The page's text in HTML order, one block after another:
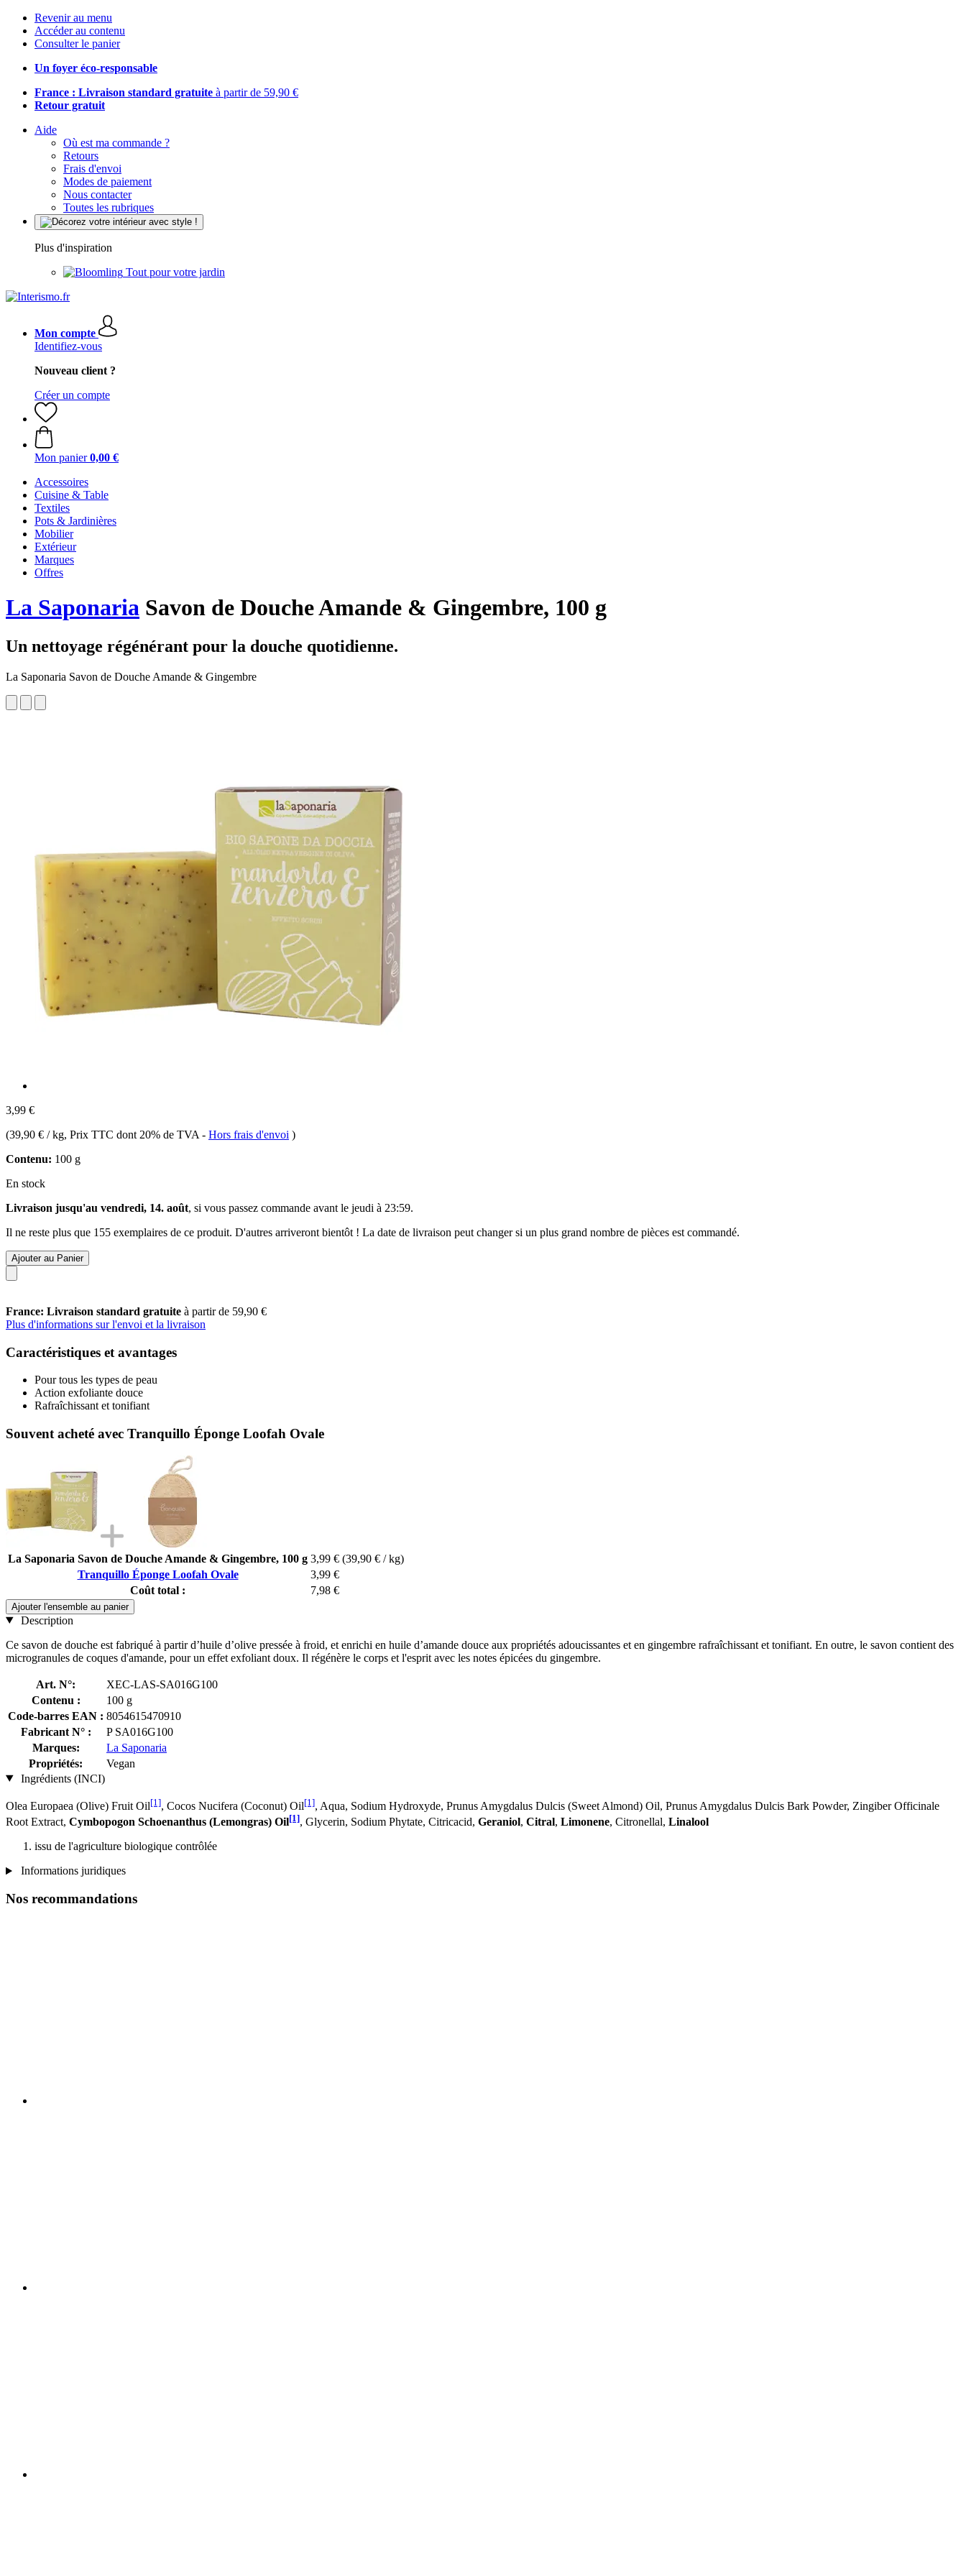
Revenir au menu
Accéder au contenu
Consulter le panier
Un foyer éco-responsable
France : Livraison standard gratuite à partir de 59,90 €
Retour gratuit
Aide
Où est ma commande ?
Retours
Frais d'envoi
Modes de paiement
Nous contacter
Toutes les rubriques
Plus d'inspiration
Tout pour votre jardin
Mon compte
Identifiez-vous
Nouveau client ?
Créer un compte
Mon panier 0,00 €
Accessoires
Cuisine & Table
Textiles
Pots & Jardinières
Mobilier
Extérieur
Marques
Offres
La Saponaria Savon de Douche Amande & Gingembre, 100 g
Un nettoyage régénérant pour la douche quotidienne.
La Saponaria Savon de Douche Amande & Gingembre
3,99 €
(39,90 € / kg, Prix TTC dont 20% de TVA - Hors frais d'envoi )
Contenu: 100 g
En stock
Livraison jusqu'au vendredi, 14. août, si vous passez commande avant le jeudi à 23:59.
Il ne reste plus que 155 exemplaires de ce produit. D'autres arriveront bientôt ! La date de livraison peut changer si un plus grand nombre de pièces est commandé.
Ajouter au Panier
France: Livraison standard gratuite à partir de 59,90 €
Plus d'informations sur l'envoi et la livraison
Caractéristiques et avantages
Pour tous les types de peau
Action exfoliante douce
Rafraîchissant et tonifiant
Souvent acheté avec Tranquillo Éponge Loofah Ovale
La Saponaria Savon de Douche Amande & Gingembre, 100 g 3,99 € (39,90 € / kg)
Tranquillo Éponge Loofah Ovale
3,99 €
Coût total :
7,98 €
Ajouter l'ensemble au panier
Description
Ce savon de douche est fabriqué à partir d’huile d’olive pressée à froid, et enrichi en huile d’amande douce aux propriétés adoucissantes et en gingembre rafraîchissant et tonifiant. En outre, le savon contient des
microgranules de coques d'amande, pour un effet exfoliant doux. Il régénère le corps et l'esprit avec les notes épicées du gingembre.
Art. N°:
XEC-LAS-SA016G100
Contenu :
100 g
Code-barres EAN : 8054615470910
Fabricant N° :
P SA016G100
Marques:
La Saponaria
Propriétés:
Vegan
Ingrédients (INCI)
Olea Europaea (Olive) Fruit Oil[1], Cocos Nucifera (Coconut) Oil[1], Aqua, Sodium Hydroxyde, Prunus Amygdalus Dulcis (Sweet Almond) Oil, Prunus Amygdalus Dulcis Bark Powder, Zingiber Officinale
Root Extract, Cymbopogon Schoenanthus (Lemongras) Oil[1], Glycerin, Sodium Phytate, Citricacid, Geraniol, Citral, Limonene, Citronellal, Linalool
issu de l'agriculture biologique contrôlée
Informations juridiques
Nos recommandations